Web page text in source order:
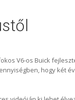
V6-os Buick
hogy két